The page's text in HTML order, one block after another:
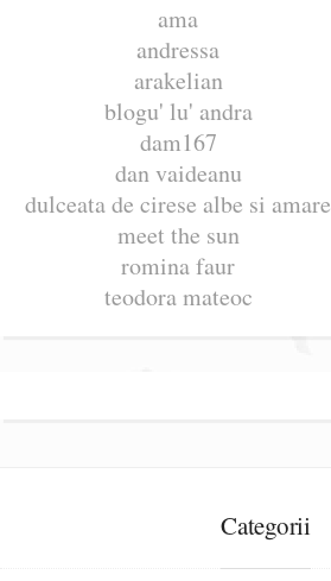
ama
andressa
arakelian
blogu' lu' andra
dam167
dan vaideanu
dulceata de cirese albe si amare
meet the sun
romina faur
teodora mateoc
Categorii